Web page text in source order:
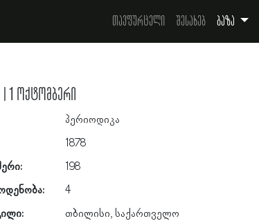
თავფურცელი შესახებ ბაზა
1 ოქტომბერი
პერიოდიკა
1878
198
4
თბილისი, საქართველო